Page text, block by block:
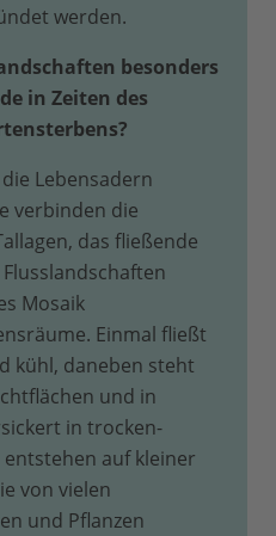
werden.
besonders
in Zeiten des
Lebensadern
verbinden die
das fließende
Mosaik
Einmal fließt
kühl, daneben steht
und in
in trocken-
entstehen auf kleiner
von vielen
und Pflanzen